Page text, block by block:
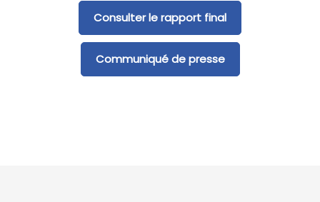
Consulter le rapport final
Communiqué de presse